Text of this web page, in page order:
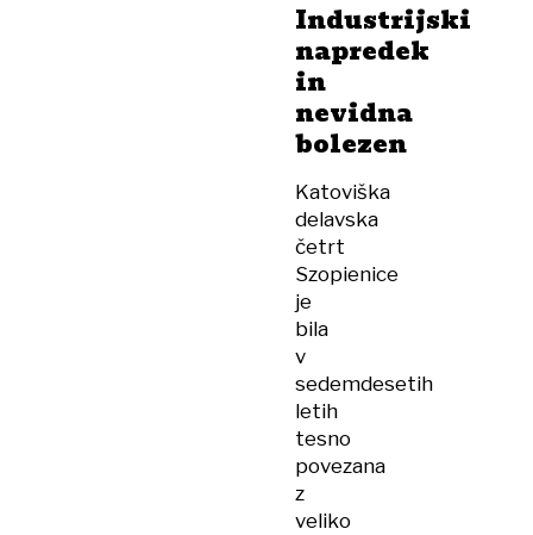
Industrijski
napredek
in
nevidna
bolezen
Katoviška
delavska
četrt
Szopienice
je
bila
v
sedemdesetih
letih
tesno
povezana
z
veliko